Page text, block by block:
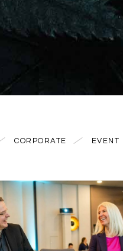
CORPORATE EVENT